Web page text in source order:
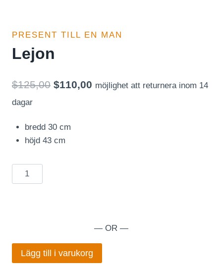
PRESENT TILL EN MAN
Lejon
$125,00 Det
$110,00 Det
möjlighet att returnera inom 14
dagar
bredd 30 cm
höjd 43 cm
Lejon
mängd
— OR —
Lägg till i varukorg